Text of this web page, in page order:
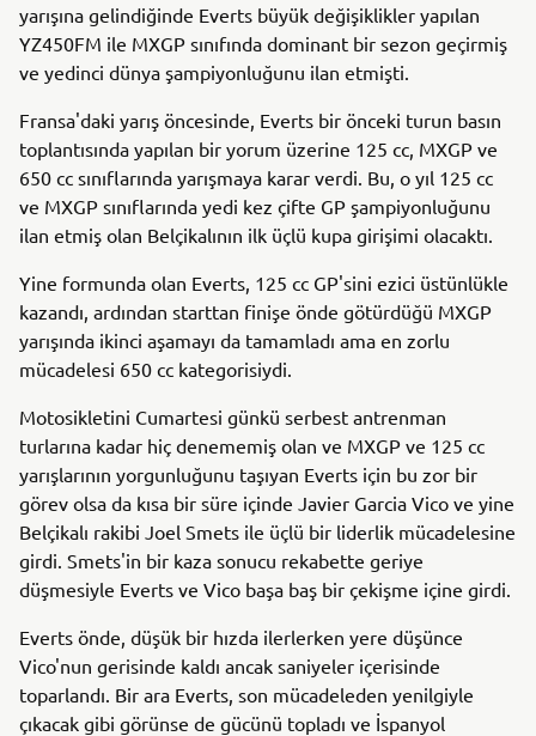
yarışına gelindiğinde Everts büyük değişiklikler yapılan
YZ450FM ile MXGP sınıfında dominant bir sezon geçirmiş
ve yedinci dünya şampiyonluğunu ilan etmişti.
Fransa'daki yarış öncesinde, Everts bir önceki turun basın
toplantısında yapılan bir yorum üzerine 125 cc, MXGP ve
650 cc sınıflarında yarışmaya karar verdi. Bu, o yıl 125 cc
ve MXGP sınıflarında yedi kez çifte GP şampiyonluğunu
ilan etmiş olan Belçikalının ilk üçlü kupa girişimi olacaktı.
Yine formunda olan Everts, 125 cc GP'sini ezici üstünlükle
kazandı, ardından starttan finişe önde götürdüğü MXGP
yarışında ikinci aşamayı da tamamladı ama en zorlu
mücadelesi 650 cc kategorisiydi.
Motosikletini Cumartesi günkü serbest antrenman
turlarına kadar hiç denememiş olan ve MXGP ve 125 cc
yarışlarının yorgunluğunu taşıyan Everts için bu zor bir
görev olsa da kısa bir süre içinde Javier Garcia Vico ve yine
Belçikalı rakibi Joel Smets ile üçlü bir liderlik mücadelesine
girdi. Smets'in bir kaza sonucu rekabette geriye
düşmesiyle Everts ve Vico başa baş bir çekişme içine girdi.
Everts önde, düşük bir hızda ilerlerken yere düşünce
Vico'nun gerisinde kaldı ancak saniyeler içerisinde
toparlandı. Bir ara Everts, son mücadeleden yenilgiyle
çıkacak gibi görünse de gücünü topladı ve İspanyol